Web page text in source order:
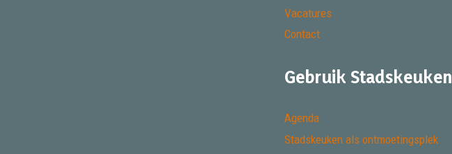
Vacatures
Contact
Gebruik Stadskeuken
Agenda
Stadskeuken als ontmoetingsplek